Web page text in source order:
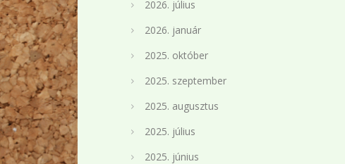
2026. július
2026. január
2025. október
2025. szeptember
2025. augusztus
2025. július
2025. június